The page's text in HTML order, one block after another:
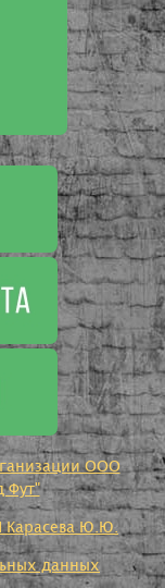
ООО
Фут"
Карасева Ю.Ю.
данных